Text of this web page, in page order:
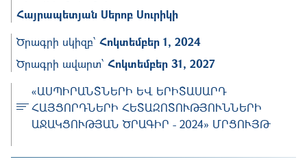
Հայրապետյան Սերոբ Սուրիկի
Ծրագրի սկիզբ՝ Հոկտեմբեր 1, 2024
Ծրագրի ավարտ՝ Հոկտեմբեր 31, 2027
«ԱՍՊԻՐԱՆՏՆԵՐԻ ԵՎ ԵՐԻՏԱՍԱՐԴ
ՀԱՅՑՈՐԴՆԵՐԻ ՀԵՏԱԶՈՏՈՒԹՅՈՒՆՆԵՐԻ
ԱՋԱԿՑՈՒԹՅԱՆ ԾՐԱԳԻՐ - 2024» ՄՐՑՈՒՅԹ